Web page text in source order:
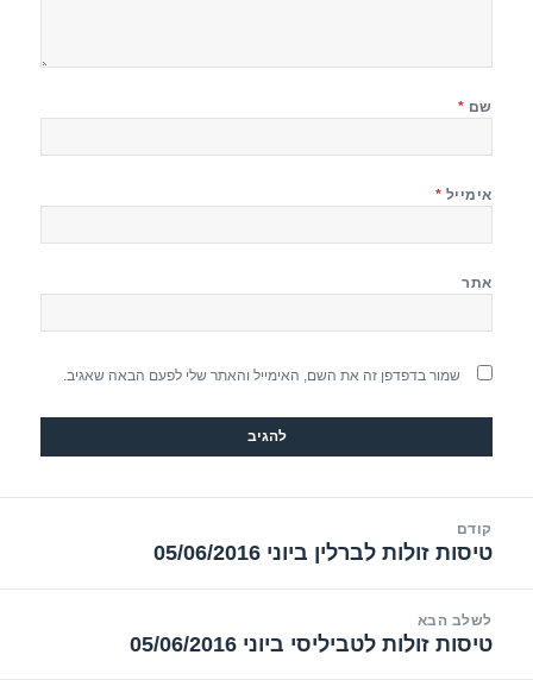
שם *
אימייל *
אתר
שמור בדפדפן זה את השם, האימייל והאתר שלי לפעם הבאה שאגיב.
קודם
הפוסט
טיסות זולות לברלין ביוני 05/06/2016
לשלב הבא
הפוסט
טיסות זולות לטביליסי ביוני 05/06/2016